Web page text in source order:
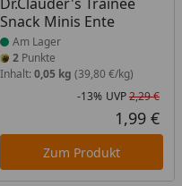
ProzentPreis
Preis
Snack Minis Ente
Am Lager
2Punkte
Inhalt: 0,05 kg (39,80 €/kg)
-13% UVP2,29 €
1,99 €
Zum Produkt